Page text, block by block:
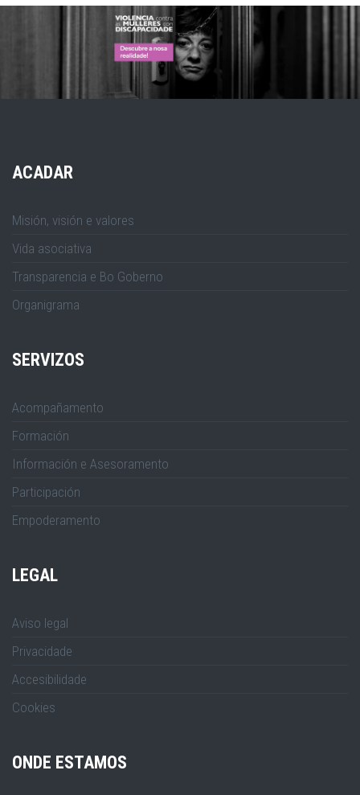
ACADAR
Misión, visión e valores
Vida asociativa
Transparencia e Bo Goberno
Organigrama
SERVIZOS
Acompañamento
Formación
Información e Asesoramento
Participación
Empoderamento
LEGAL
Aviso legal
Privacidade
Accesibilidade
Cookies
ONDE ESTAMOS